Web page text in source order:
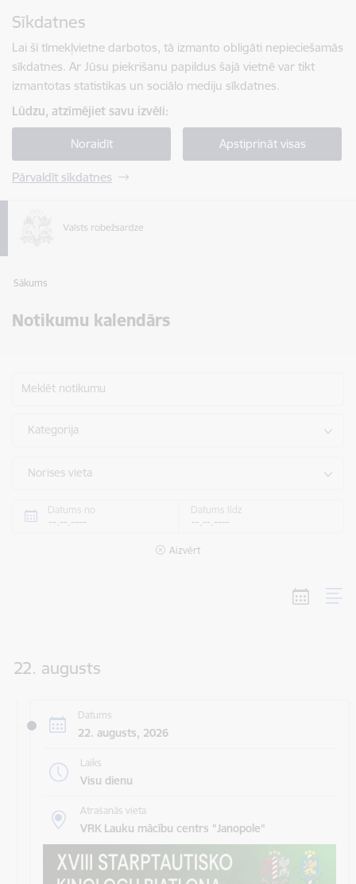
Sīkdatnes
Lai šī tīmekļvietne darbotos, tā izmanto obligāti nepieciešamās
sīkdatnes. Ar Jūsu piekrišanu papildus šajā vietnē var tikt
izmantotas statistikas un sociālo mediju sīkdatnes.
Lūdzu, atzīmējiet savu izvēli:
Noraidīt Apstiprināt visas
Pārvaldīt sīkdatnes
Sākums
Notikumu kalendārs
Meklēt notikumu
Kategorija
Norises vieta
Datums no Datums līdz
Aizvērt
22. augusts
Datums
22. augusts, 2026
Laiks
Visu dienu
Atrašanās vieta
VRK Lauku mācību centrs "Janopole"